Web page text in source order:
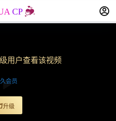
用户查看该视频
会员
升级